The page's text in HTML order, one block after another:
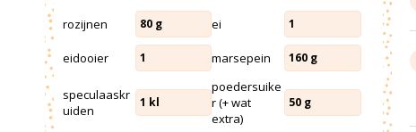
rozijnen 80 g ei 1
eidooier 1 marsepein 160 g
speculaaskr
uiden
1 kl
poedersuike
r (+ wat
extra)
50 g